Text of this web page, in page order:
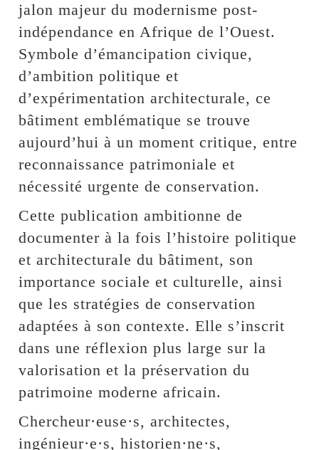
jalon majeur du modernisme post-
indépendance en Afrique de l’Ouest.
Symbole d’émancipation civique,
d’ambition politique et
d’expérimentation architecturale, ce
bâtiment emblématique se trouve
aujourd’hui à un moment critique, entre
reconnaissance patrimoniale et
nécessité urgente de conservation.
Cette publication ambitionne de
documenter à la fois l’histoire politique
et architecturale du bâtiment, son
importance sociale et culturelle, ainsi
que les stratégies de conservation
adaptées à son contexte. Elle s’inscrit
dans une réflexion plus large sur la
valorisation et la préservation du
patrimoine moderne africain.
Chercheur·euse·s, architectes,
ingénieur·e·s, historien·ne·s,